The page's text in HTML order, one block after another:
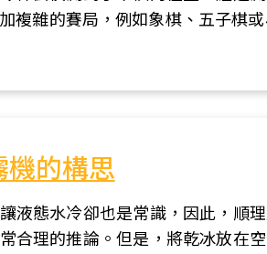
複雜的賽局，例如象棋、五子棋
的構思
液態水冷卻也是常識，因此，順
合理的推論。但是，將乾冰放在